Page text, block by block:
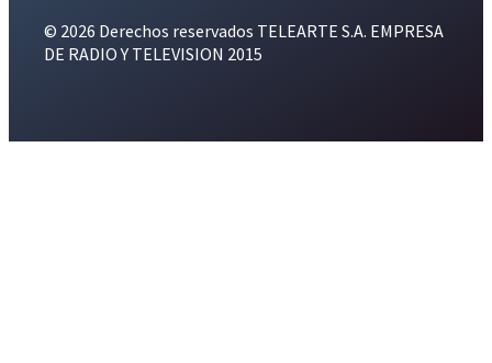
© 2026 Derechos reservados TELEARTE S.A. EMPRESA
DE RADIO Y TELEVISION 2015